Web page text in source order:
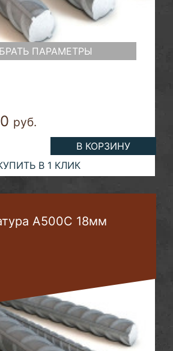
ПАРАМЕТРЫ
руб.
В КОРЗИНУ
В 1 КЛИК
А500С 18мм